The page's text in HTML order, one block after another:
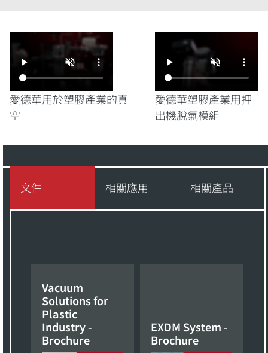
愛德華用於塑膠產業的真
空
愛德華塑膠產業用押
出機脫氣模組
文件 相關應用 相關產品
Vacuum
Solutions for
Plastic
Industry -
Brochure
EXDM System -
Brochure